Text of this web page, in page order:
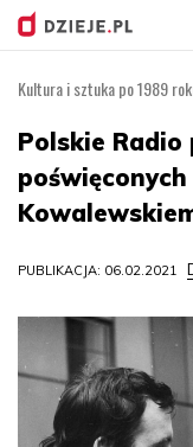
Kultura i sztuka po 1989
Polskie
PUBLIKACJA: 06.02.2021